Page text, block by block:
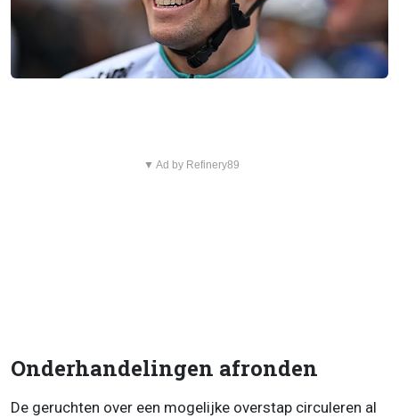
▼ Ad by Refinery89
Onderhandelingen afronden
De geruchten over een mogelijke overstap circuleren al